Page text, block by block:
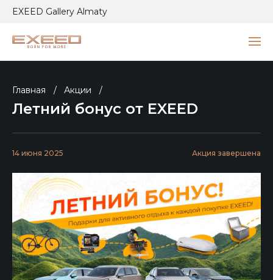
EXEED Gallery Almaty
Главная / Акции /
Летний бонус от EXEED
14 июня 2025 Акция завершена